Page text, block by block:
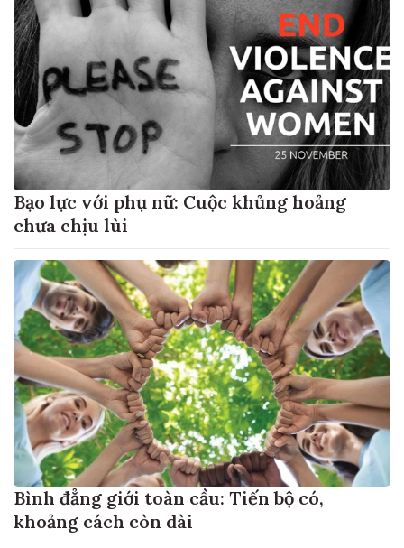
Bạo lực với phụ nữ: Cuộc khủng hoảng
chưa chịu lùi
Bình đẳng giới toàn cầu: Tiến bộ có,
khoảng cách còn dài